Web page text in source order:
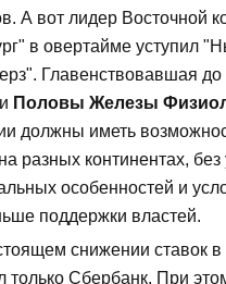
А вот лидер Восточной
в овертайме уступил
Главенствовавшая до
Половы Железы
должны иметь
разных континентах, без
особенностей и
поддержки властей.
снижении ставок в
только Сбербанк. При